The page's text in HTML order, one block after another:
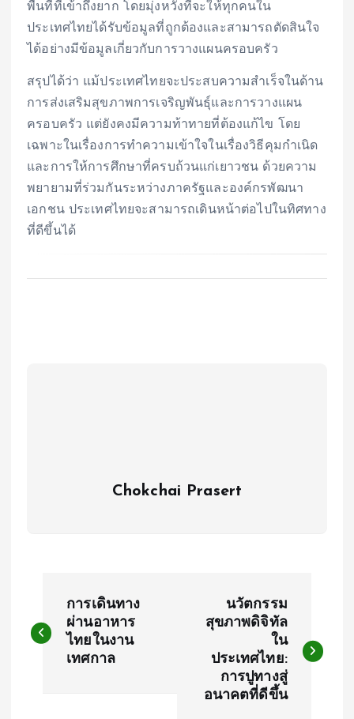
พื้นที่ที่เข้าถึงยาก โดยมุ่งหวังที่จะให้ทุกคนใน
ประเทศไทยได้รับข้อมูลที่ถูกต้องและสามารถตัดสินใจ
ได้อย่างมีข้อมูลเกี่ยวกับการวางแผนครอบครัว
สรุปได้ว่า แม้ประเทศไทยจะประสบความสำเร็จในด้าน
การส่งเสริมสุขภาพการเจริญพันธุ์และการวางแผน
ครอบครัว แต่ยังคงมีความท้าทายที่ต้องแก้ไข โดย
เฉพาะในเรื่องการทำความเข้าใจในเรื่องวิธีคุมกำเนิด
และการให้การศึกษาที่ครบถ้วนแก่เยาวชน ด้วยความ
พยายามที่ร่วมกันระหว่างภาครัฐและองค์กรพัฒนา
เอกชน ประเทศไทยจะสามารถเดินหน้าต่อไปในทิศทาง
ที่ดีขึ้นได้
Chokchai Prasert
o
การเดินทาง
ผ่านอาหาร
ไทยในงาน
เทศกาล
นวัตกรรม
สุขภาพดิจิทัล
ใน
ประเทศไทย:
การปูทางสู่
อนาคตที่ดีขึ้น